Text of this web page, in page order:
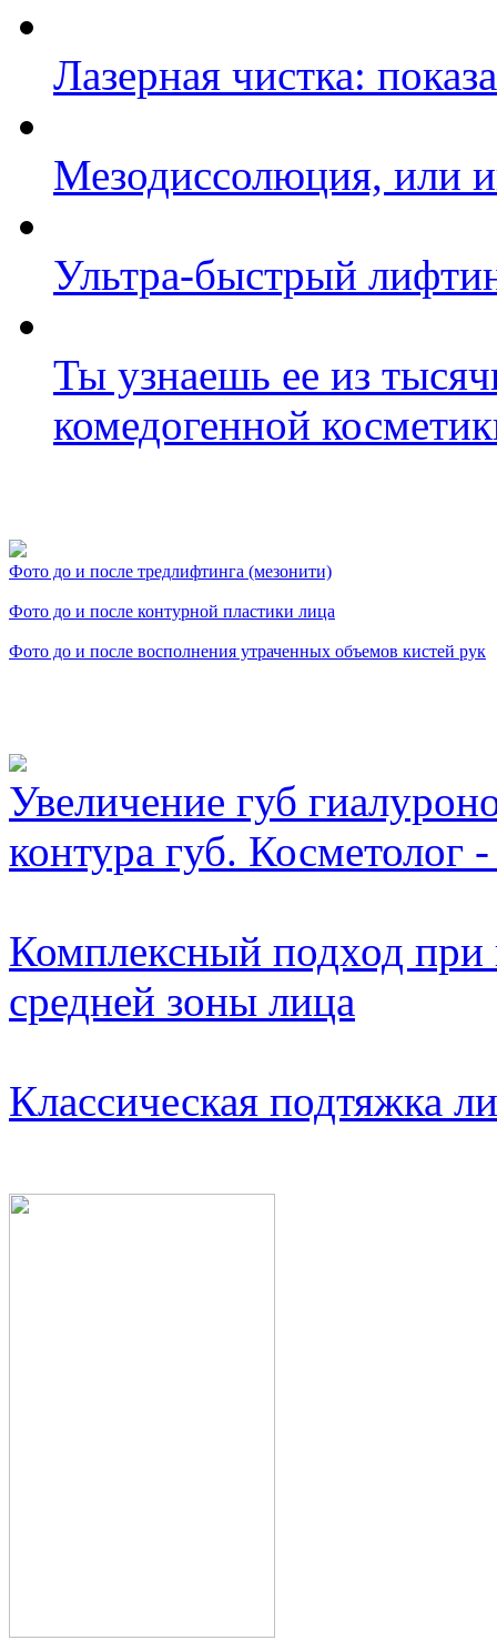
Лазерная чистка:
Мезодиссолюция, или
Ультра-быстрый
Ты узнаешь ее из
комедогенной
Фото до и после тредлифтинга (мезонити)
Фото до и после контурной пластики лица
Фото до и после восполнения утраченных объемов кистей рук
Увеличение губ
контура губ. Косметолог
Комплексный подход
средней зоны лица
Классическая подтяжка